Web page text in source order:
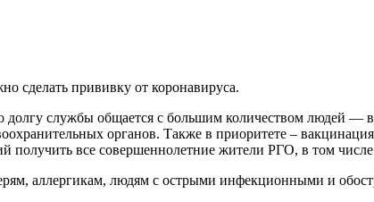
сделать прививку от коронавируса.
долгу службы общается с большим количеством людей
органов. Также в приоритете –
получить все совершеннолетние жители РГО, в том
аллергикам, людям с острыми инфекционными и